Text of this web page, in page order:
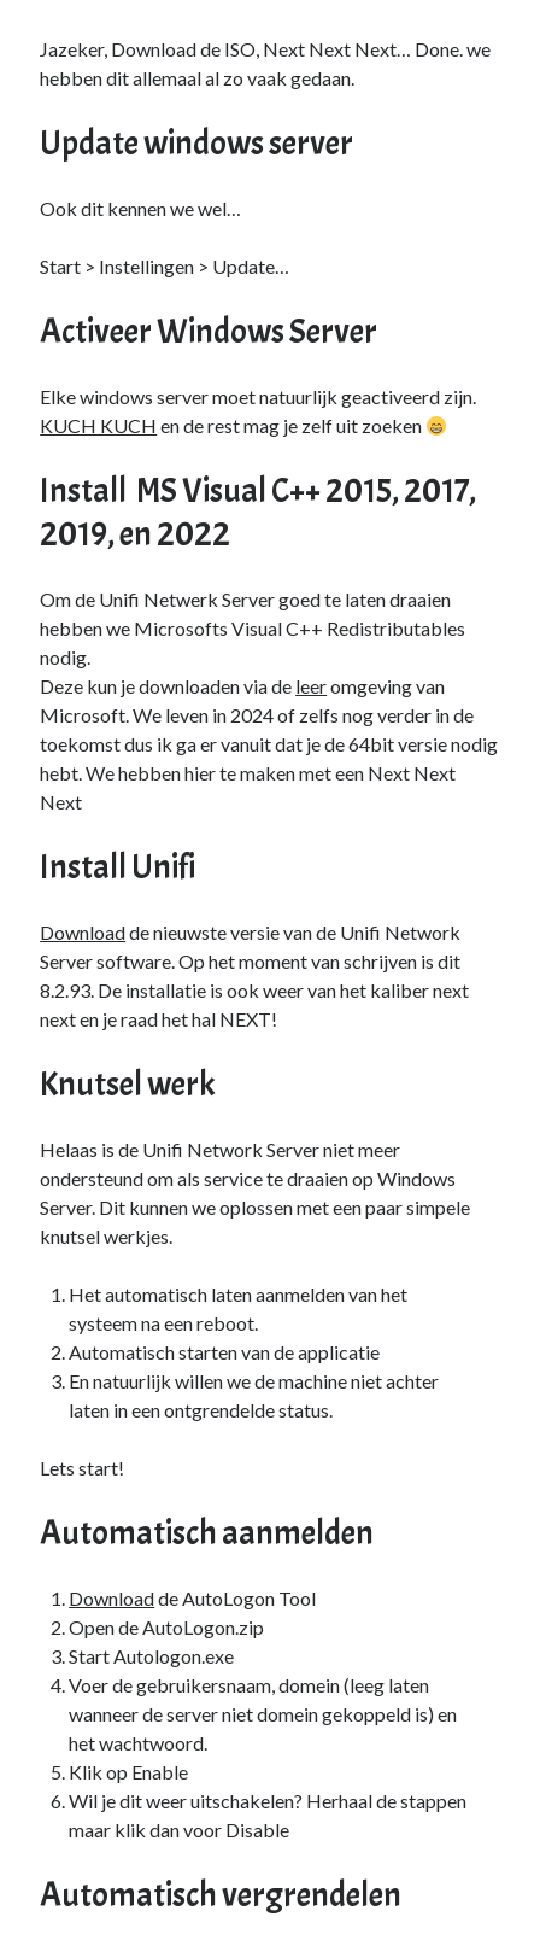
Games
Tech(39)
Google
Chrome(1)
Home Assistant(1)
HP(1)
ISP(1)
Active Directory
Edge(1)
Intune(1)
Outlook(1)
Power Apps(1)
Sharepoint (1)
Windows 10(3)
Windows 11
Windows Server 2019
(4)
Windows Server 2022(1)
PFSense
(1)
Proxmox
(3)
Selfhosted
UniFi(3)
VMware(1)
VR(1)
ToDo / Clean Up(51)
Vakanties(1)
Zonder categorie(4)
Fan van:
Backblaze
Jazeker, Download de ISO, Next Next Next… Done. we
hebben dit allemaal al zo vaak gedaan.
Update windows server
Ook dit kennen we wel…
Start > Instellingen > Update…
Activeer Windows Server
Elke windows server moet natuurlijk geactiveerd zijn.
KUCH KUCH en de rest mag je zelf uit zoeken
Install MS Visual C++ 2015, 2017,
2019, en 2022
Om de Unifi Netwerk Server goed te laten draaien
hebben we Microsofts Visual C++ Redistributables
nodig.
Deze kun je downloaden via de leeromgeving van
Microsoft. We leven in 2024 of zelfs nog verder in de
toekomst dus ik ga er vanuit dat je de 64bit versie nodig
hebt. We hebben hier te maken met een Next Next
Next
Install Unifi
Downloadde nieuwste versie van de Unifi Network
Server software. Op het moment van schrijven is dit
8.2.93. De installatie is ook weer van het kaliber next
next en je raad het hal NEXT!
Knutsel werk
Helaas is de Unifi Network Server niet meer
ondersteund om als service te draaien op Windows
Server. Dit kunnen we oplossen met een paar simpele
knutsel werkjes.
Het automatisch laten aanmelden van het
systeem na een reboot.
Automatisch starten van de applicatie
En natuurlijk willen we de machine niet achter
laten in een ontgrendelde status.
Lets start!
Automatisch aanmelden
Downloadde AutoLogon Tool
Open de AutoLogon.zip
Start Autologon.exe
Voer de gebruikersnaam, domein (leeg laten
wanneer de server niet domein gekoppeld is) en
het wachtwoord.
Klik op Enable
Wil je dit weer uitschakelen? Herhaal de stappen
maar klik dan voor Disable
Automatisch vergrendelen